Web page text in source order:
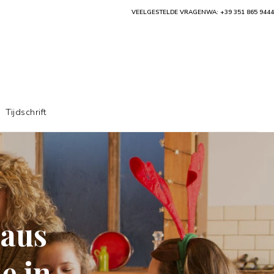
VEELGESTELDE VRAGENWA: +39 351 865 9444
Tijdschrift